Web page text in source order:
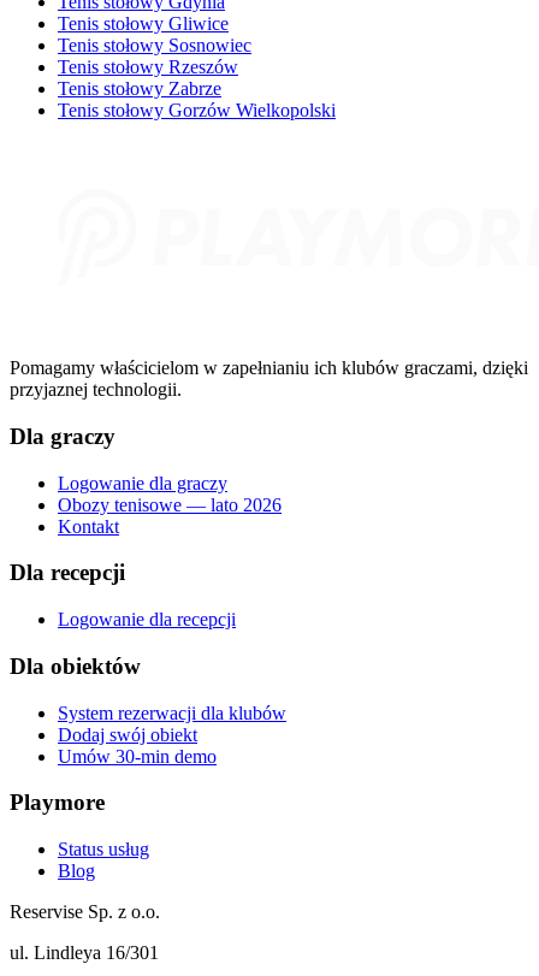
Tenis stołowy Gliwice
Tenis stołowy Sosnowiec
Tenis stołowy Rzeszów
Tenis stołowy Zabrze
Tenis stołowy Gorzów Wielkopolski
Pomagamy właścicielom w zapełnianiu ich klubów graczami, dzięki
przyjaznej technologii.
Dla graczy
Logowanie dla graczy
Obozy tenisowe — lato 2026
Kontakt
Dla recepcji
Logowanie dla recepcji
Dla obiektów
System rezerwacji dla klubów
Dodaj swój obiekt
Umów 30-min demo
Playmore
Status usług
Blog
Reservise Sp. z o.o.
ul. Lindleya 16/301